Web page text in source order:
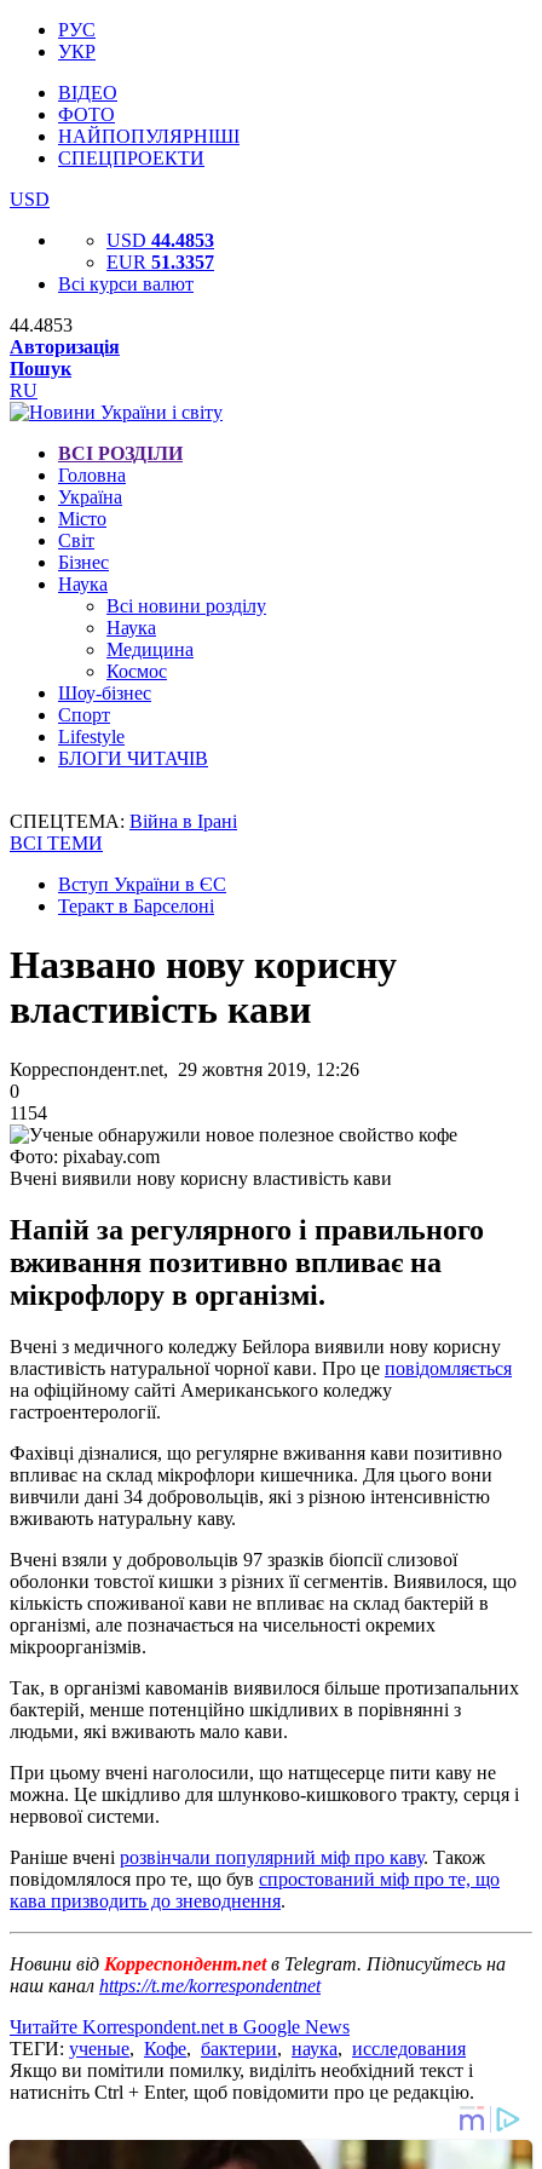
РУС
УКР
ВІДЕО
ФОТО
НАЙПОПУЛЯРНІШІ
СПЕЦПРОЕКТИ
USD
USD 44.4853
EUR 51.3357
Всі курси валют
44.4853
Авторизація
Пошук
RU
ВСІ РОЗДІЛИ
Головна
Україна
Місто
Світ
Бізнес
Наука
Всі новини розділу
Наука
Медицина
Космос
Шоу-бізнес
Спорт
Lifestyle
БЛОГИ ЧИТАЧІВ
СПЕЦТЕМА: Війна в Ірані
ВСІ ТЕМИ
Вступ України в ЄС
Теракт в Барселоні
Названо нову корисну
властивість кави
Корреспондент.net, 29 жовтня 2019, 12:26
0
1154
Фото: pixabay.com
Вчені виявили нову корисну властивість кави
Напій за регулярного і правильного
вживання позитивно впливає на
мікрофлору в організмі.
Вчені з медичного коледжу Бейлора виявили нову корисну
властивість натуральної чорної кави. Про це повідомляється
на офіційному сайті Американського коледжу
гастроентерології.
Фахівці дізналися, що регулярне вживання кави позитивно
впливає на склад мікрофлори кишечника. Для цього вони
вивчили дані 34 добровольців, які з різною інтенсивністю
вживають натуральну каву.
Вчені взяли у добровольців 97 зразків біопсії слизової
оболонки товстої кишки з різних її сегментів. Виявилося, що
кількість споживаної кави не впливає на склад бактерій в
організмі, але позначається на чисельності окремих
мікроорганізмів.
Так, в організмі кавоманів виявилося більше протизапальних
бактерій, менше потенційно шкідливих в порівнянні з
людьми, які вживають мало кави.
При цьому вчені наголосили, що натщесерце пити каву не
можна. Це шкідливо для шлунково-кишкового тракту, серця і
нервової системи.
Раніше вчені розвінчали популярний міф про каву. Також
повідомлялося про те, що був спростований міф про те, що
кава призводить до зневоднення.
Новини від Корреспондент.netв Telegram. Підписуйтесь на
наш канал https://t.me/korrespondentnet
Читайте Korrespondent.net в Google News
ТЕГИ: ученые, Кофе, бактерии, наука, исследования
Якщо ви помітили помилку, виділіть необхідний текст і
натисніть Ctrl + Enter, щоб повідомити про це редакцію.